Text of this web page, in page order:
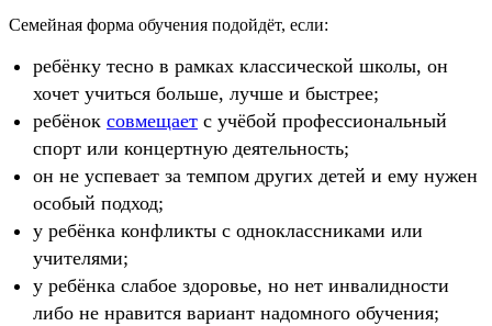
Семейная форма обучения подойдёт, если:
ребёнку тесно в рамках классической школы, он
хочет учиться больше, лучше и быстрее;
ребёнок совмещает с учёбой профессиональный
спорт или концертную деятельность;
он не успевает за темпом других детей и ему нужен
особый подход;
у ребёнка конфликты с одноклассниками или
учителями;
у ребёнка слабое здоровье, но нет инвалидности
либо не нравится вариант надомного обучения;